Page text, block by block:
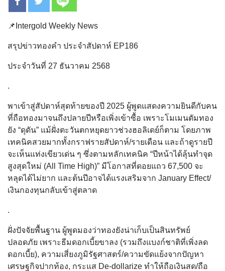
📌Intergold Weekly News
สรุปข่าวทองคำ ประจำสัปดาห์ EP186
ประจำวันที่ 27 ธันวาคม 2568
.
พาเข้าสู่สัปดาห์สุดท้ายของปี 2025 ผู้พูดแสดงความยินดีกับคน
ที่ถือทองมาจนถึงปลายปีหรือเพิ่งเข้าซื้อ เพราะโมเมนตัมทอง
ยัง “ดุดัน” แม้ฝั่งตะวันตกหยุดยาวช่วงฮอลิเดย์ก็ตาม โดยภาพ
เทคนิคสวยมากทั้งกราฟรายสัปดาห์/รายเดือน และถ้าดูรายปี
จะเห็นแท่งเขียวเด่น ๆ ซึ่งตามหลักเทคนิค “ปีหน้าได้ลุ้นทำจุด
สูงสุดใหม่ (All Time High)” มีโอกาสที่ดอยแถว 67,500 จะ
หลุดได้ไม่ยาก และต้นปีอาจได้แรงเสริมจาก January Effect/
เงินกองทุนกลับเข้าสู่ตลาด
.
ฝั่งปัจจัยพื้นฐาน ผู้พูดมองว่าทองยังน่าเก็บเป็นสินทรัพย์
ปลอดภัย เพราะธีมดอกเบี้ยขาลง (รวมถึงแบงก์ชาติที่เพิ่งลด
ดอกเบี้ย), ความเสี่ยงภูมิรัฐศาสตร์/ความขัดแย้งจากปัญหา
เศรษฐกิจปากท้อง, กระแส De-dollarize ทำให้ถือเงินสด/ถือ